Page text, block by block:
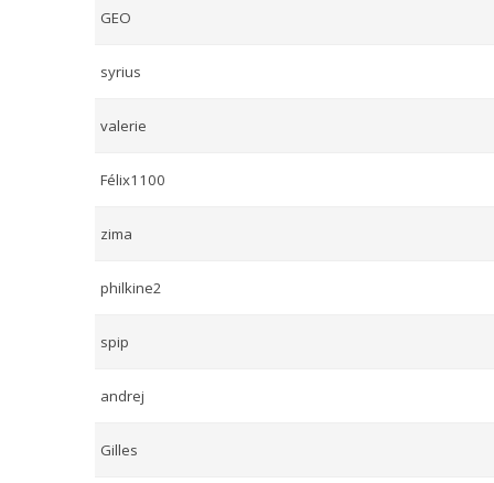
GEO
syrius
valerie
Félix1100
zima
philkine2
spip
andrej
Gilles